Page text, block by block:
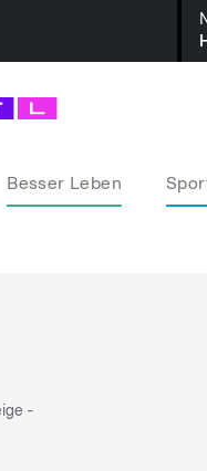
Besser Leben
-